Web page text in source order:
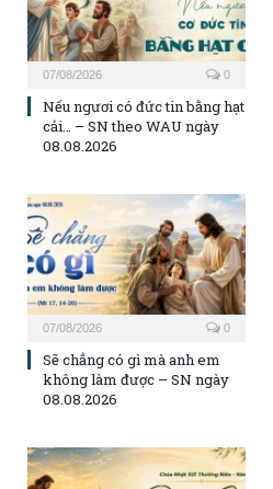
07/08/2026 0
Nếu ngươi có đức tin bằng hạt
cải… – SN theo WAU ngày
08.08.2026
07/08/2026 0
Sẽ chẳng có gì mà anh em
không làm được – SN ngày
08.08.2026